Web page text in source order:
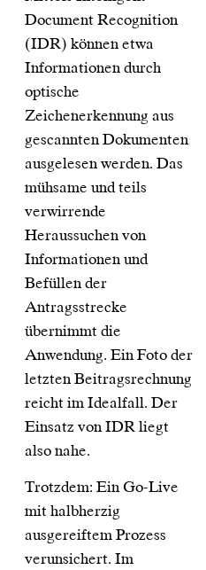
Document Recognition
(IDR) können etwa
Informationen durch
optische
Zeichenerkennung aus
gescannten Dokumenten
ausgelesen werden. Das
mühsame und teils
verwirrende
Heraussuchen von
Informationen und
Befüllen der
Antragsstrecke
übernimmt die
Anwendung. Ein Foto der
letzten Beitragsrechnung
reicht im Idealfall. Der
Einsatz von IDR liegt
also nahe.
Trotzdem: Ein Go-Live
mit halbherzig
ausgereiftem Prozess
verunsichert. Im